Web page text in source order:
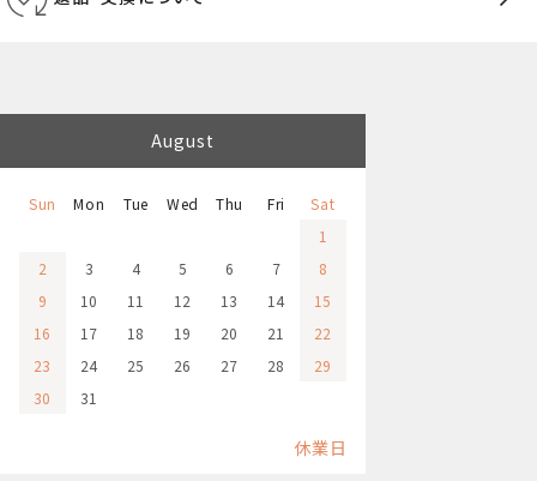
August
Sun Mon Tue Wed Thu Fri
Sat
1
2
3 4 5 6 7
8
9
10 11 12 13 14
15
16
17 18 19 20 21
22
23
24 25 26 27 28
29
30
31
休業日